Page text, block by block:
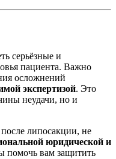
серьёзные и
пациента. Важно
осложнений
экспертизой. Это
неудачи, но и
липосакции, не
юридической и
помочь вам защитить